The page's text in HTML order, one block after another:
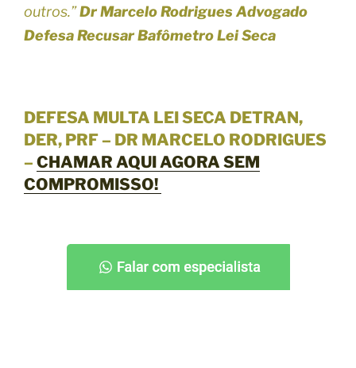
outros.”Dr Marcelo Rodrigues Advogado
Defesa Recusar Bafômetro Lei Seca
DEFESA MULTA LEI SECA DETRAN,
DER, PRF – DR MARCELO RODRIGUES
– CHAMAR AQUI AGORA SEM
COMPROMISSO!